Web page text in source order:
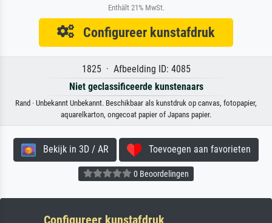
Enthält 21% MwSt.
Configureer kunstafdruk
1825 · Afbeelding ID: 4085
Niet geclassificeerde kunstenaars
Rand · Unbekannt Unbekannt. Beschikbaar als kunstdruk op canvas, fotopapier,
aquarelkarton, ongecoat papier of Japans papier.
Bekijk in 3D / AR Toevoegen aan favorieten
0 Beoordelingen